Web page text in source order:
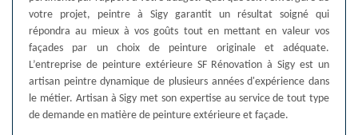
votre projet, peintre à Sigy garantit un résultat soigné qui
répondra au mieux à vos goûts tout en mettant en valeur vos
façades par un choix de peinture originale et adéquate.
L’entreprise de peinture extérieure SF Rénovation à Sigy est un
artisan peintre dynamique de plusieurs années d'expérience dans
le métier. Artisan à Sigy met son expertise au service de tout type
de demande en matière de peinture extérieure et façade.